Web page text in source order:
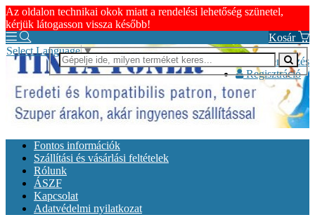
Az oldalon technikai okok miatt a rendelési lehetőség szünetel,
kérjük látogasson vissza később!
Kosár
Bejelentkezés
Regisztráció
Select Language▼
Fontos információk
Szállítási és vásárlási feltételek
Rólunk
ÁSZF
Kapcsolat
Adatvédelmi nyilatkozat